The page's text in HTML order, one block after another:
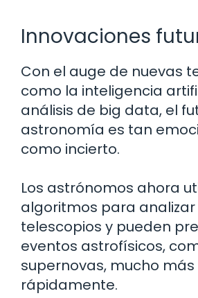
Innovaciones
Con el auge de nuevas
como la inteligencia
análisis de big data, el
astronomía es tan
como incierto.
Los astrónomos ahora
algoritmos para
telescopios y pueden
eventos astrofísicos,
supernovas, mucho más
rápidamente.